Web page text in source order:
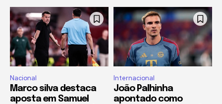
Nacional
Marco silva destaca
aposta em Samuel
Internacional
João Palhinha
apontado como